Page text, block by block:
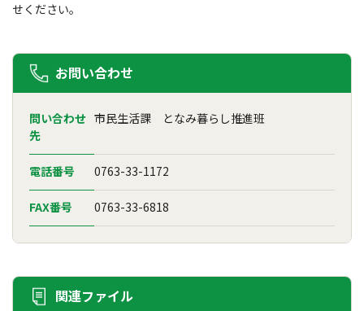
せください。
お問い合わせ
問い合わせ
先
市民生活課 となみ暮らし推進班
電話番号 0763-33-1172
FAX番号 0763-33-6818
関連ファイル